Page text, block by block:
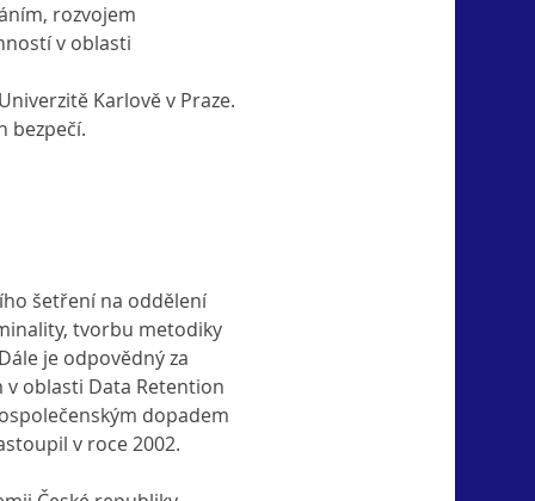
rozvojem
v oblasti
Karlově v Praze.
bezpečí.
šetření na oddělení
tvorbu metodiky
je odpovědný za
oblasti Data Retention
dopadem
v roce 2002.